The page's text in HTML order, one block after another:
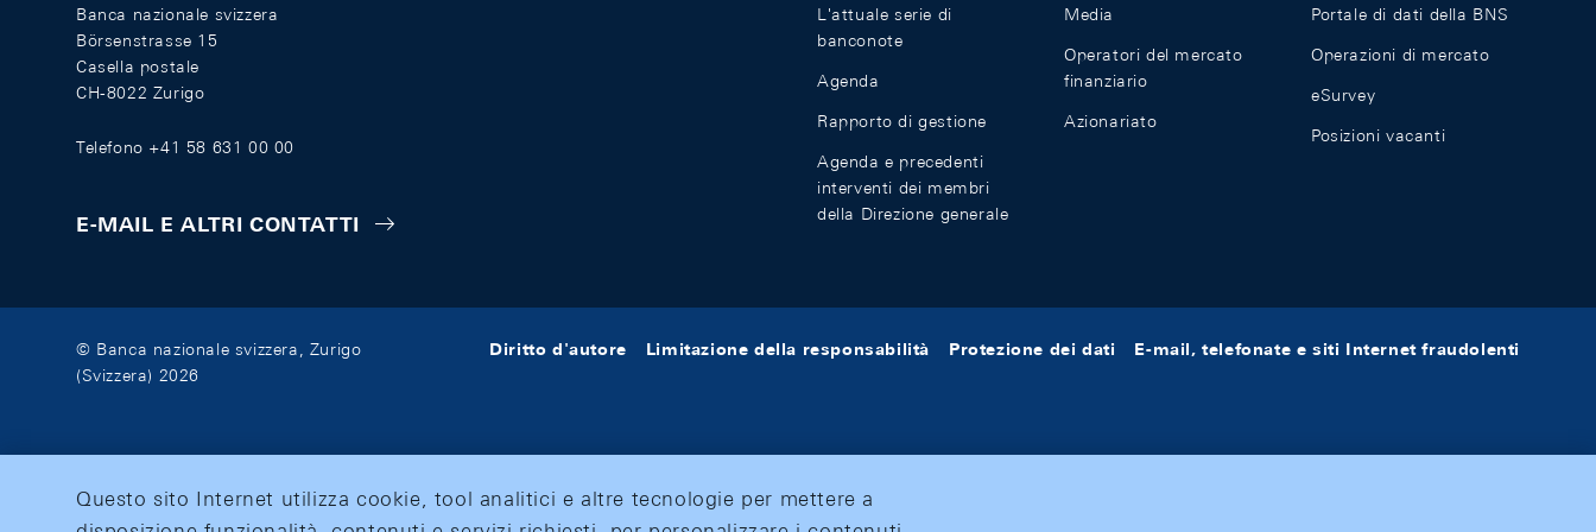
Banca nazionale svizzera
Börsenstrasse 15
Casella postale
CH-8022 Zurigo
Telefono +41 58 631 00 00
E-MAIL E ALTRI CONTATTI
L'attuale serie di
banconote
Agenda
Rapporto di gestione
Agenda e precedenti
interventi dei membri
della Direzione generale
Media
Operatori del mercato
finanziario
Azionariato
Portale di dati della BNS
Operazioni di mercato
eSurvey
Posizioni vacanti
© Banca nazionale svizzera, Zurigo
(Svizzera) 2026
Diritto d'autore Limitazione della responsabilità Protezione dei dati E-mail, telefonate e siti Internet fraudolenti
Questo sito Internet utilizza cookie, tool analitici e altre tecnologie per mettere a